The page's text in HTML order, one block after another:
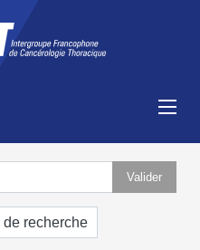
Valider
de recherche